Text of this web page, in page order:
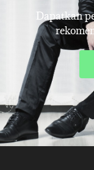
Dapatkan